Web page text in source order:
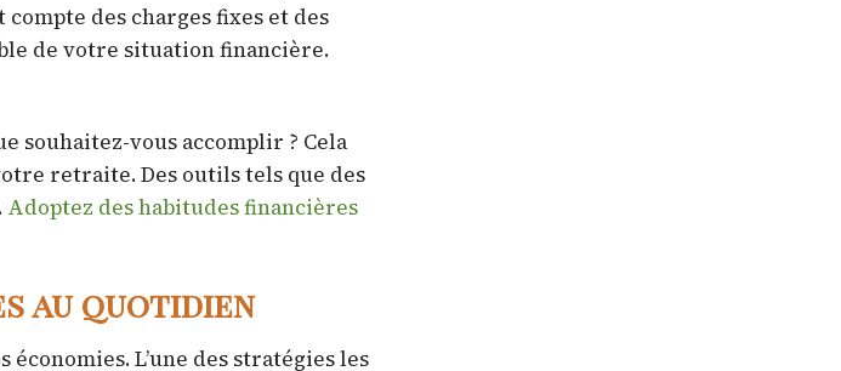
des charges fixes et des
de votre situation financière.
souhaitez-vous accomplir ? Cela
retraite. Des outils tels que des
Adoptez des habitudes financières
au quotidien
L’une des stratégies les